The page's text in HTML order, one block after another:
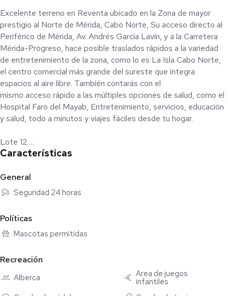
Excelente terreno en Reventa ubicado en la Zona de mayor
prestigio al Norte de Mérida, Cabo Norte, Su acceso directo al
Periférico de Mérida, Av. Andrés García Lavín, y a la Carretera
Mérida-Progreso, hace posible traslados rápidos a la variedad
de entretenimiento de la zona, como lo es La Isla Cabo Norte,
el centro comercial más grande del sureste que integra
espacios al aire libre. También contarás con el
mismo acceso rápido a las múltiples opciones de salud, como el
Hospital Faro del Mayab, Entretenimiento, servicios, educación
y salud, todo a minutos y viajes fáciles desde tu hogar.
Lote 12.
Se encuentra ubicado dentro de la Privada Mesana y cuenta con
sueños.
Fondo: 20.42 m
* Casa Club:
Características
General
Seguridad 24 horas
Políticas
Mascotas permitidas
Recreación
Alberca
Área de juegos
infantiles